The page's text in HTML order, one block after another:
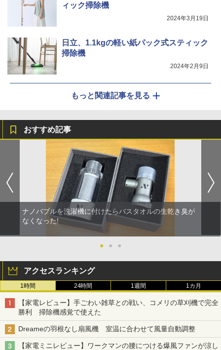
ィック掃除機
2024年3月19日
日立、1.1kgの軽い紙パック式スティック
掃除機
2024年2月9日
もっと関連記事を見る
おすすめ記事
ナノバブルを洗濯機に付けたらバスタオルの生乾き臭が
なくなった!
● ● ●
アクセスランキング
1時間 24時間 1週間 1カ月
【家電レビュー】手ごわい雑草との戦い、コメリの草刈機で完全
勝利 掃除機感覚で使えた
Dreameの羽根なし扇風機 室温に合わせて風量自動調整
【家電ミニレビュー】ワークマンの腰につける爆風ファンが涼し